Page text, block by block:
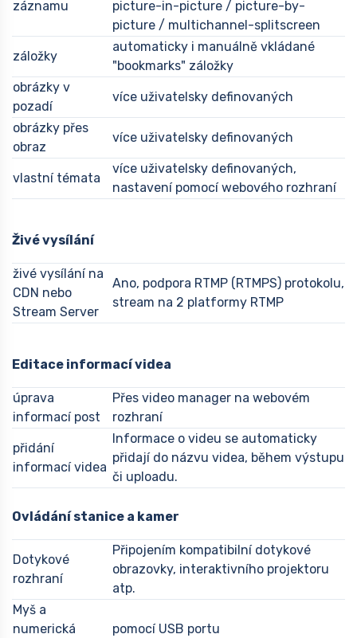
záznamu
picture-in-picture / picture-by-
picture / multichannel-splitscreen
záložky
automaticky i manuálně vkládané
"bookmarks" záložky
obrázky v
pozadí
více uživatelsky definovaných
obrázky přes
obraz
více uživatelsky definovaných
vlastní témata
více uživatelsky definovaných,
nastavení pomocí webového rozhraní
Živé vysílání
živé vysílání na
CDN nebo
Stream Server
Ano, podpora RTMP (RTMPS) protokolu,
stream na 2 platformy RTMP
Editace informací videa
úprava
informací post
Přes video manager na webovém
rozhraní
přidání
informací videa
Informace o videu se automaticky
přidají do názvu videa, během výstupu
či uploadu.
Ovládání stanice a kamer
Dotykové
rozhraní
Připojením kompatibilní dotykové
obrazovky, interaktivního projektoru
atp.
Myš a
numerická
pomocí USB portu